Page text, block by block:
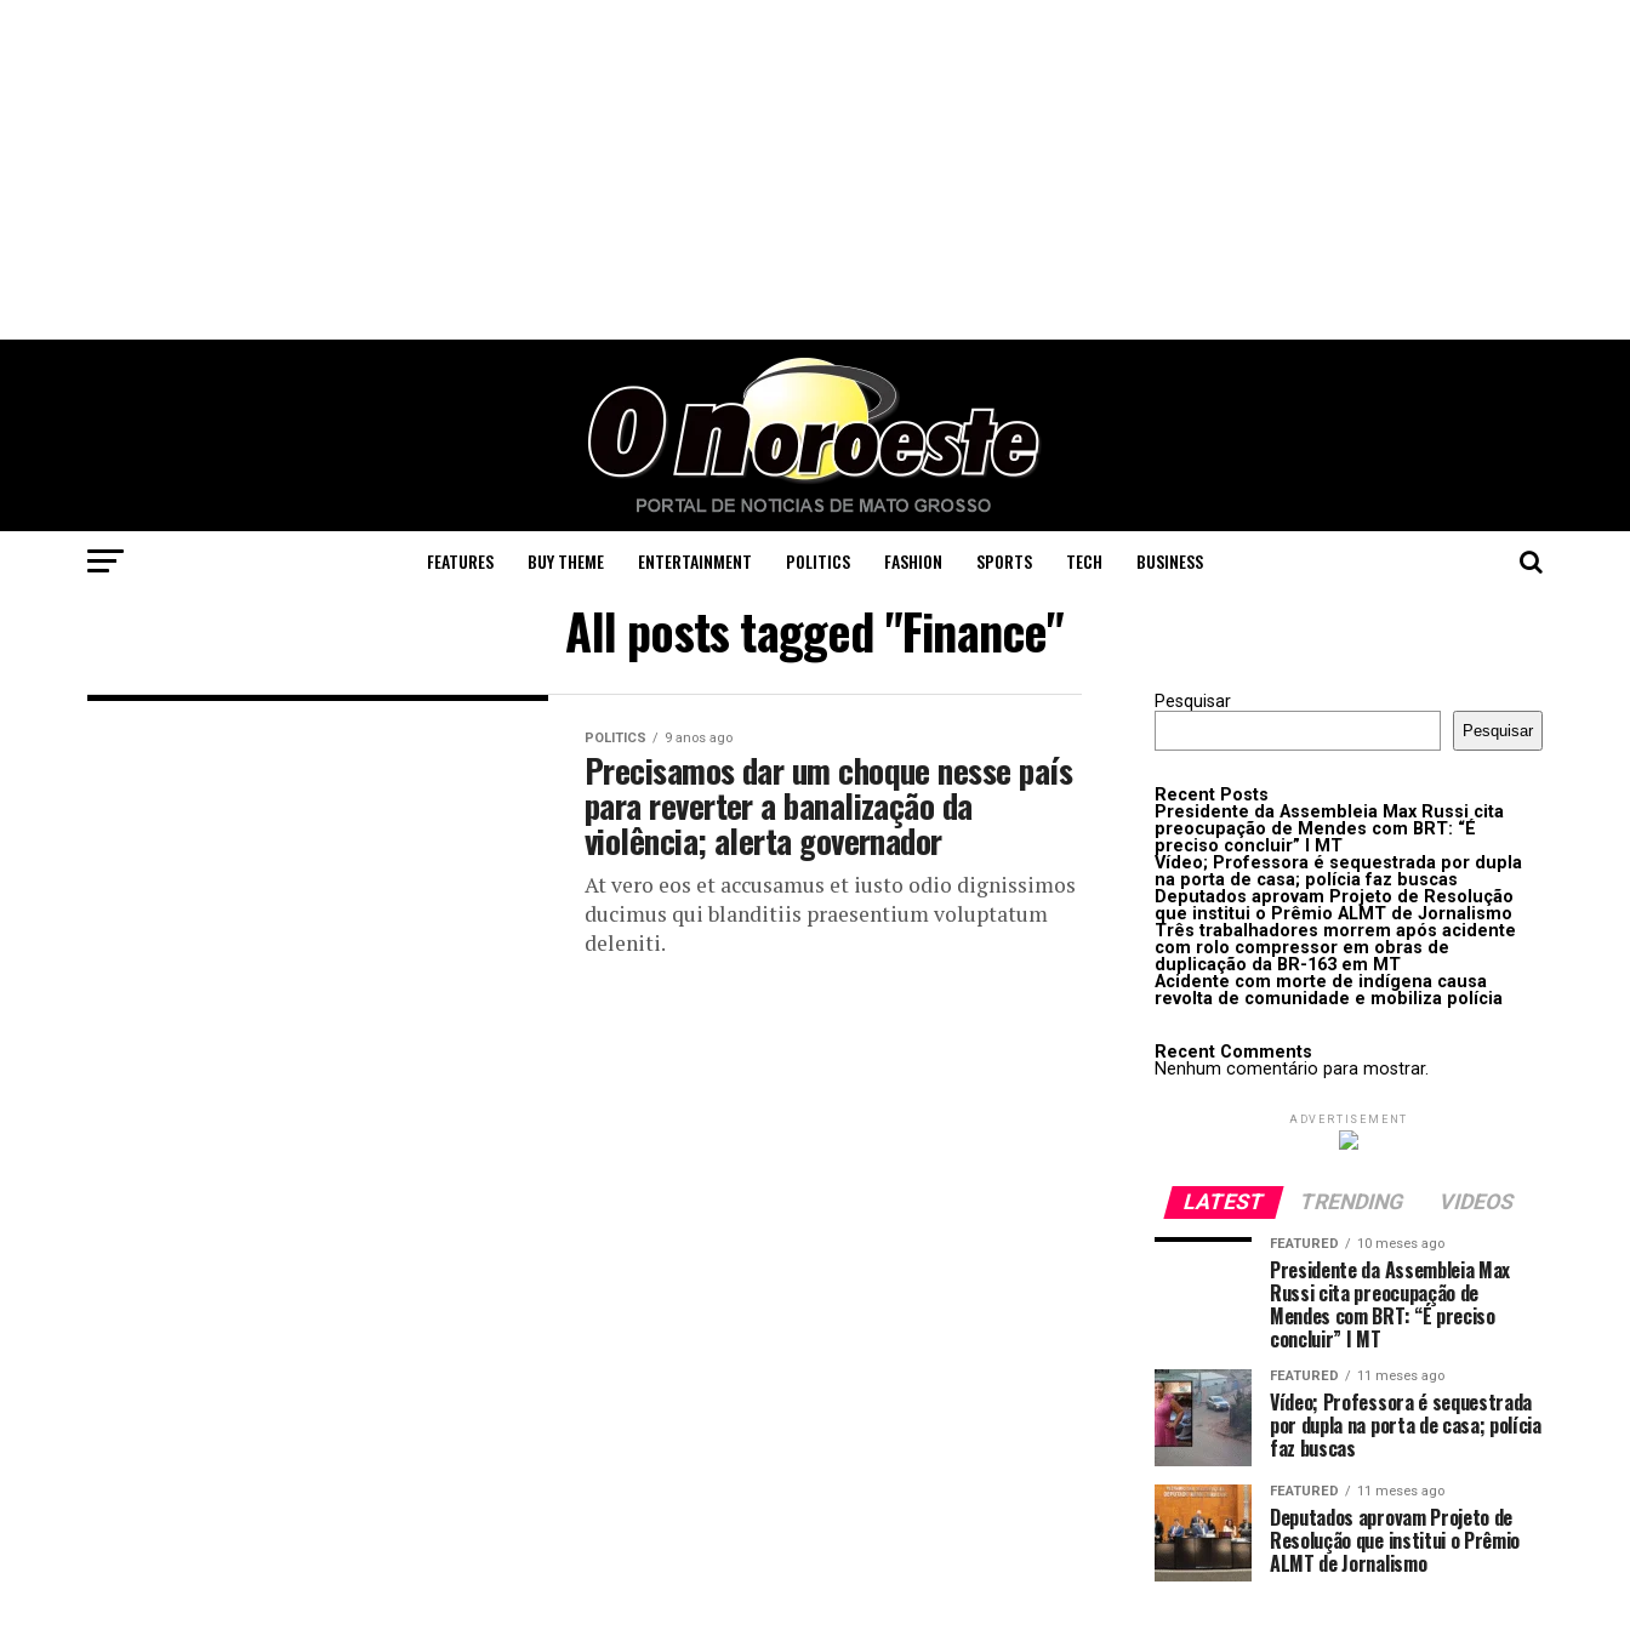
FEATURES BUY THEME ENTERTAINMENT POLITICS FASHION SPORTS TECH BUSINESS
All posts tagged "Finance"
POLITICS 9 anos ago
Precisamos dar um choque nesse país
para reverter a banalização da
violência; alerta governador
At vero eos et accusamus et iusto odio dignissimos
ducimus qui blanditiis praesentium voluptatum
deleniti.
Pesquisar
Pesquisar
Recent Posts
Presidente da Assembleia Max Russi cita
preocupação de Mendes com BRT: “É
preciso concluir” I MT
Vídeo; Professora é sequestrada por dupla
na porta de casa; polícia faz buscas
Deputados aprovam Projeto de Resolução
que institui o Prêmio ALMT de Jornalismo
Três trabalhadores morrem após acidente
com rolo compressor em obras de
duplicação da BR-163 em MT
Acidente com morte de indígena causa
revolta de comunidade e mobiliza polícia
Recent Comments
Nenhum comentário para mostrar.
ADVERTISEMENT
LATEST TRENDING VIDEOS
FEATURED 10 meses ago
Presidente da Assembleia Max
Russi cita preocupação de
Mendes com BRT: “É preciso
concluir” I MT
FEATURED 11 meses ago
Vídeo; Professora é sequestrada
por dupla na porta de casa; polícia
faz buscas
FEATURED 11 meses ago
Deputados aprovam Projeto de
Resolução que institui o Prêmio
ALMT de Jornalismo